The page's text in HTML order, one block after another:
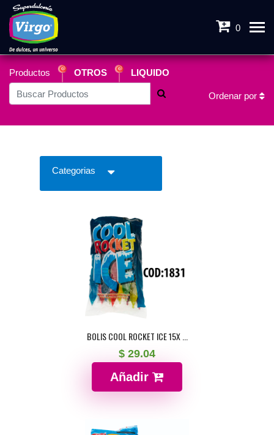
0
Productos OTROS LIQUIDO
Ordenar por
Categorias
BOLIS COOL ROCKET ICE 15X ...
$ 29.04
Añadir